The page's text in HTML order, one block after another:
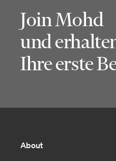
Join Mohd
und
Ihre erste
About